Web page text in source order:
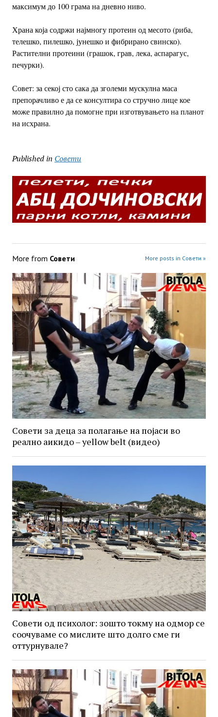
максимум до 100 грама на дневно ниво.
Храна која содржи најмногу протеин од месото (риба,
телешко, пилешко, јунешко и фибрирано свинско).
Растителни протеини (грашок, грав, лека, аспарагус,
печурки).
Совет: за секој сто сака да зголеми мускулна маса
препорачливо е да се консултира со стручно лице кое
може правилно да помогне при изготвувањето на планот
на исхрана.
Published in Совети
More from Совети More posts in Совети »
Совети за деца за полагање на појаси во
реално аикидо – yellow belt (видео)
Совети од психолог: зошто токму на одмор се
соочуваме со мислите што долго сме ги
оттурнувале?